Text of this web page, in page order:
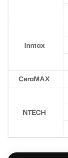
Inmax
CeraMAX
NTECH